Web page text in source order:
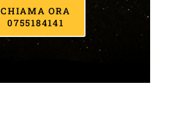
CHIAMA ORA
0755184141